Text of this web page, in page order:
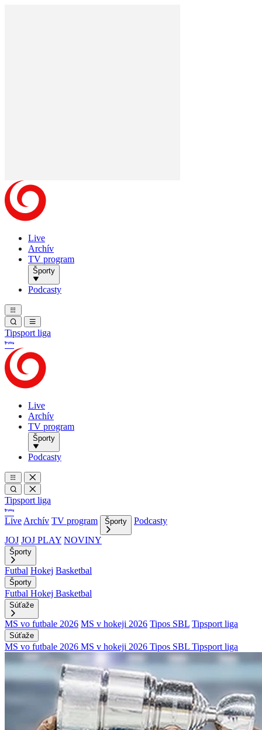
Live
Archív
TV program
Športy
Podcasty
Tipsport liga
Live
Archív
TV program
Športy
Podcasty
Tipsport liga
Live Archív TV program Športy
Podcasty
JOJ JOJ PLAY NOVINY
Športy
Futbal Hokej Basketbal
Športy
Futbal Hokej Basketbal
Súťaže
MS vo futbale 2026 MS v hokeji 2026 Tipos SBL Tipsport liga
Súťaže
MS vo futbale 2026 MS v hokeji 2026 Tipos SBL Tipsport liga